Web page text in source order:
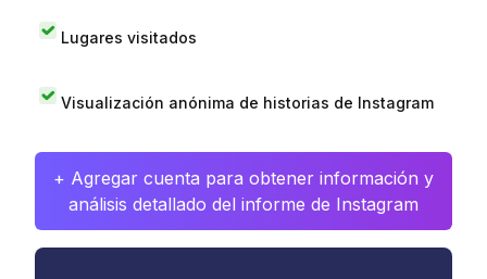
Lugares visitados
Visualización anónima de historias de Instagram
+ Agregar cuenta para obtener información y
análisis detallado del informe de Instagram